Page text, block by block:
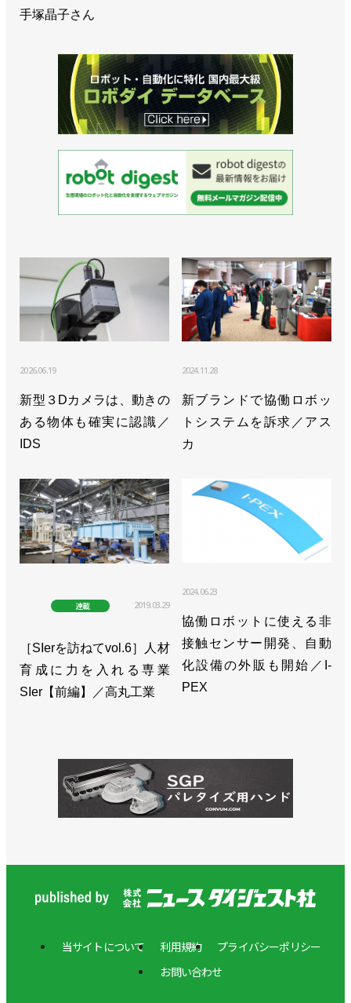
>>編集室だより／2025年11月末
化が定番に
>>[エディターズノートvol.20]活発化するM&A
>>[エディターズノートvol.19]担当者によると
>>[エディターズノートvol.18]未来を作る
>>MECT2025の来場登録を開始、ボーイングの自動
>>「ロボットテクノロジージャパン2026」の出展受
け付けを開始
>>[エディターズノートvol.15] まず自分を売る
ト社
>>1985年に開催した「FMS&ロボット展」の映像を
公開／ニュースダイジェスト社
TECHNOLOGY JAPAN、リベンジへ／RTJ事務局長
インタビュー
>>国際物流総合展にロボット専門メディアが出展／
ニュースダイジェスト社
>>ロボットテクノロジージャパンの開催を見送り／
>>ロボットダイジェスト東京支社を移転／ニュース
ダイジェスト社
手塚晶子さん
2026.06.19
新型３Dカメラは、動きの
ある物体も確実に認識／
IDS
2024.11.28
新ブランドで協働ロボッ
トシステムを訴求／アス
カ
連載 2019.03.29
［SIerを訪ねてvol.6］人材
育成に力を入れる専業
SIer【前編】／高丸工業
2024.06.23
協働ロボットに使える非
接触センサー開発、自動
化設備の外販も開始／I-
PEX
当サイトについて 利用規約
プライバシーポリシー
お問い合わせ